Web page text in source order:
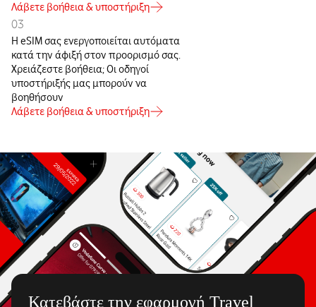
Λάβετε βοήθεια & υποστήριξη
03
Η eSIM σας ενεργοποιείται αυτόματα
κατά την άφιξή στον προορισμό σας.
Χρειάζεστε βοήθεια; Οι οδηγοί
υποστήριξής μας μπορούν να
βοηθήσουν
Λάβετε βοήθεια & υποστήριξη
Κατεβάστε την εφαρμογή Travel